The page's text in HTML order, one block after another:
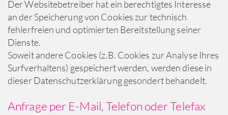
Der Websitebetreiber hat ein berechtigtes Interesse
an der Speicherung von Cookies zur technisch
fehlerfreien und optimierten Bereitstellung seiner
Dienste.
Soweit andere Cookies (z.B. Cookies zur Analyse Ihres
Surfverhaltens) gespeichert werden, werden diese in
dieser Datenschutzerklärung gesondert behandelt.
Anfrage per E-Mail, Telefon oder Telefax